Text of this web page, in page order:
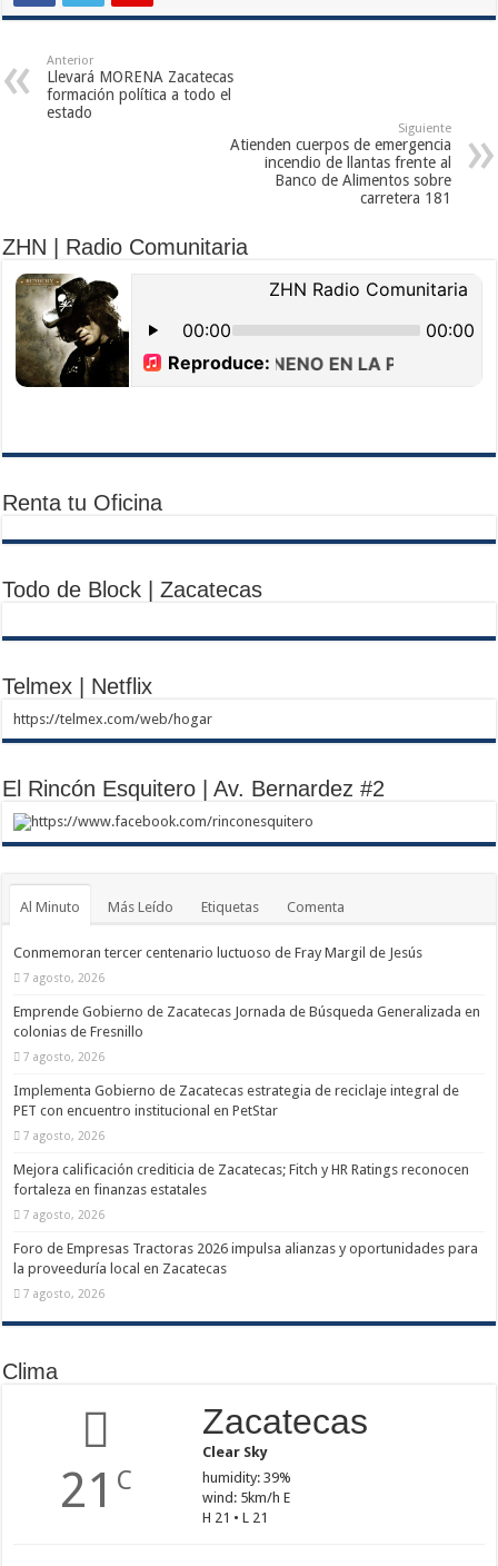
Anterior
Llevará MORENA Zacatecas
formación política a todo el
estado
Siguiente
Atienden cuerpos de emergencia
incendio de llantas frente al
Banco de Alimentos sobre
carretera 181
ZHN | Radio Comunitaria
Renta tu Oficina
Todo de Block | Zacatecas
Telmex | Netflix
https://telmex.com/web/hogar
El Rincón Esquitero | Av. Bernardez #2
https://www.facebook.com/rinconesquitero
Al Minuto Más Leído Etiquetas Comenta
Conmemoran tercer centenario luctuoso de Fray Margil de Jesús
7 agosto, 2026
Emprende Gobierno de Zacatecas Jornada de Búsqueda Generalizada en
colonias de Fresnillo
7 agosto, 2026
Implementa Gobierno de Zacatecas estrategia de reciclaje integral de
PET con encuentro institucional en PetStar
7 agosto, 2026
Mejora calificación crediticia de Zacatecas; Fitch y HR Ratings reconocen
fortaleza en finanzas estatales
7 agosto, 2026
Foro de Empresas Tractoras 2026 impulsa alianzas y oportunidades para
la proveeduría local en Zacatecas
7 agosto, 2026
Clima
21 C
Zacatecas
Clear Sky
humidity: 39%
wind: 5km/h E
H 21 • L 21